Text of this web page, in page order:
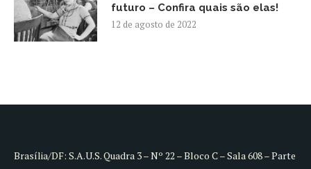
futuro – Confira quais são elas!
12 de agosto de 2022
Brasília/DF: S.A.U.S. Quadra 3 – Nº 22 – Bloco C – Sala 608 – Parte